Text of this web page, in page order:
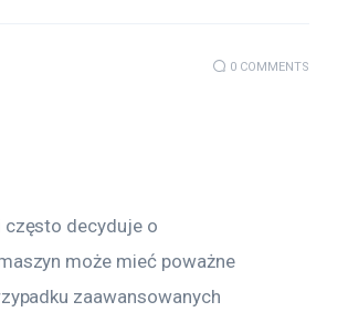
0 COMMENTS
decyduje o
może mieć poważne
zaawansowanych